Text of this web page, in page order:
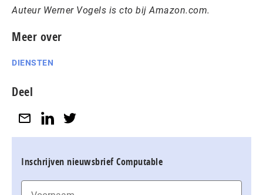
Auteur Werner Vogels is cto bij Amazon.com.
Meer over
DIENSTEN
Deel
Inschrijven nieuwsbrief Computable